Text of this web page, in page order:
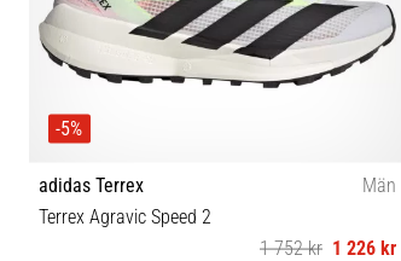
-5%
adidas Terrex
Män
Terrex Agravic Speed 2
1 752 kr 1 226 kr